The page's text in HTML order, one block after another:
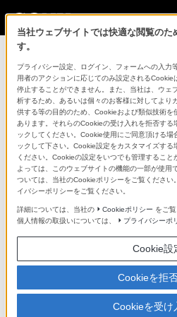
新商品
グローバルシャッター機
CMOSイメージセン
HDマルチパーパスカメラ
ソニーマーケティング株式会社
代表取締役社長：粂川滋、以下
グ）は、グローバルシャッタ
CMOSイメージセンサーを搭載
当社ウェブサイトでは快適な閲覧の
す。
プライバシー設定、ログイン、フォームへの入力
用者のアクションに応じてのみ設定される
停止することができません。また、当社は、ウェ
析するため、あるいは個々のお客様に対してより
供する等の目的のため、Cookieおよび類似技術を
あります。それらのCookieの受け入れを拒否する
ックしてください。Cookie使用にご同意頂ける場
ックして下さい。Cookie設定をカスタマイズす
ください。Cookieの設定をいつでも管理するこ
よっては、このウェブサイトの機能の一部が使用
ついては、当社のCookieポリシーをご覧ください
イバシーポリシーをご覧ください。
詳細については、当社の Cookieポリシー をご覧
個人情報の取扱いについては、
プライバシーポ
Cookie設
Cookieを拒
Cookieを受け